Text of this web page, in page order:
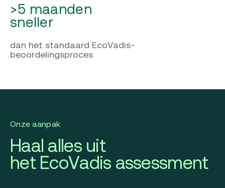
>5 maanden
sneller
dan het standaard EcoVadis-
beoordelingsproces
Onze aanpak
Haal alles uit
het EcoVadis assessment